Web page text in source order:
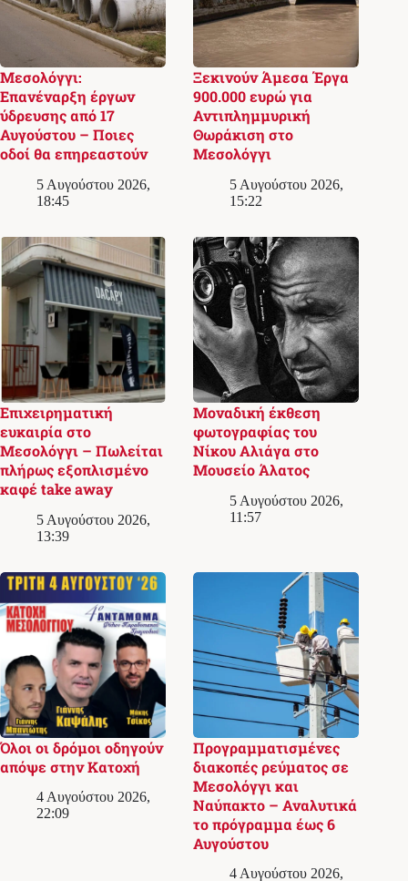
Μεσολόγγι:
Επανέναρξη έργων
ύδρευσης από 17
Αυγούστου – Ποιες
οδοί θα επηρεαστούν
5 Αυγούστου 2026,
18:45
Ξεκινούν Άμεσα Έργα
900.000 ευρώ για
Αντιπλημμυρική
Θωράκιση στο
Μεσολόγγι
5 Αυγούστου 2026,
15:22
Επιχειρηματική
ευκαιρία στο
Μεσολόγγι – Πωλείται
πλήρως εξοπλισμένο
καφέ take away
5 Αυγούστου 2026,
13:39
Μοναδική έκθεση
φωτογραφίας του
Νίκου Αλιάγα στο
Μουσείο Άλατος
5 Αυγούστου 2026,
11:57
Όλοι οι δρόμοι οδηγούν
απόψε στην Κατοχή
4 Αυγούστου 2026,
22:09
Προγραμματισμένες
διακοπές ρεύματος σε
Μεσολόγγι και
Ναύπακτο – Αναλυτικά
το πρόγραμμα έως 6
Αυγούστου
4 Αυγούστου 2026,